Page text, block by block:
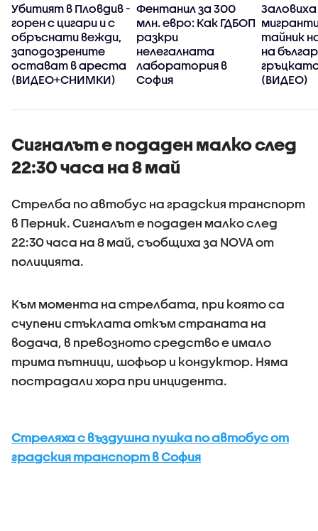
Убитият в Пловдив -
горен с цигари и с
обръснати вежди,
заподозрените
остават в ареста
(ВИДЕО+СНИМКИ)
Фентанил за 300
млн. евро: Как ГДБОП
разкри
нелегалната
лаборатория в
София
Заловиха
тайник
на
(ВИДЕО)
Сигналът е подаден малко след
22:30 часа на 8 май
Стрелба по автобус на градския транспорт
в Перник. Сигналът е подаден малко след
22:30 часа на 8 май, съобщиха за NOVA от
полицията.
Към момента на стрелбата, при която са
счупени стъклата откъм страната на
водача, в превозното средство е имало
трима пътници, шофьор и кондуктор. Няма
пострадали хора при инцидента.
Стреляха с въздушна пушка по автобус от
градския транспорт в София